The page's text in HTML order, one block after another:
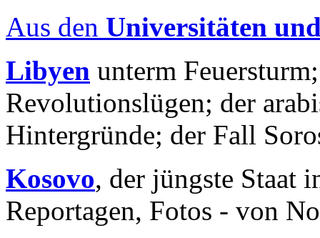
Aus den Universitäten
Libyen unterm
Revolutionslügen; der
Hintergründe; der Fall
Kosovo, der jüngste Staat
Reportagen, Fotos - von